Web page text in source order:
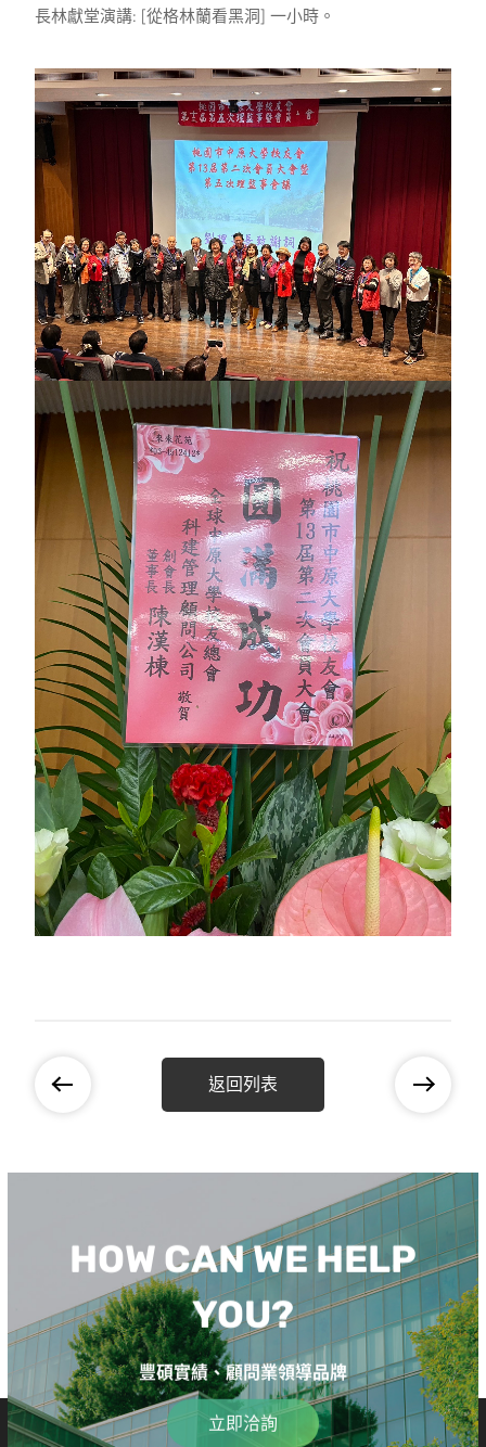
長林獻堂演講: [從格林蘭看黑洞] 一小時。
返回列表
HOW CAN WE HELP
YOU?
豐碩實績、顧問業領導品牌
立即洽詢